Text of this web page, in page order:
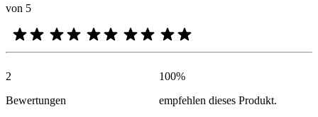
von 5
2
Bewertungen
100%
empfehlen dieses Produkt.